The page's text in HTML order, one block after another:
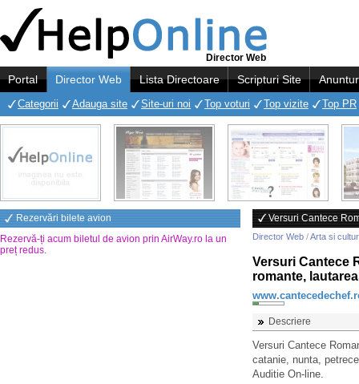
Director Web
Portal Director Web Lista Directoare Scripturi Site
Categorii Adauga site Site-uri noi Top voturi Top vizite Top PR
Rezervări bilete avion
Rezervă-ți acum biletul de avion prin AirWay.ro la un
preț redus.
Versuri Cantece
Director Web /Arta si
Versuri Cantece
romante,
Descriere
Versuri Cantece
catanie, nunta,
Auditie On-line.